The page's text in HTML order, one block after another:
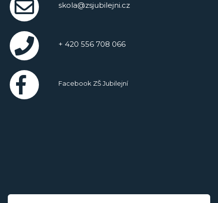
skola@zsjubilejni.cz
+ 420 556 708 066
Facebook ZŠ Jubilejní